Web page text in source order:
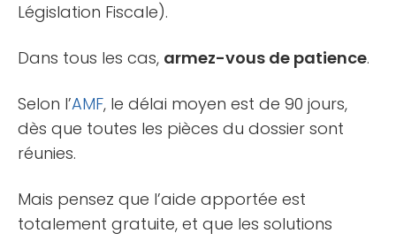
Législation Fiscale).
Dans tous les cas, armez-vous de patience.
Selon l’AMF, le délai moyen est de 90 jours,
dès que toutes les pièces du dossier sont
réunies.
Mais pensez que l’aide apportée est
totalement gratuite, et que les solutions